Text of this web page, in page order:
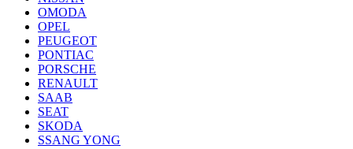
OMODA
OPEL
PEUGEOT
PONTIAC
PORSCHE
RENAULT
SAAB
SEAT
SKODA
SSANG YONG